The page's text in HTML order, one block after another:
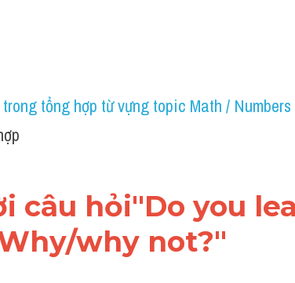
tổng hợp từ vựng topic Math / Numbers
câu hỏi"Do you
why not?"